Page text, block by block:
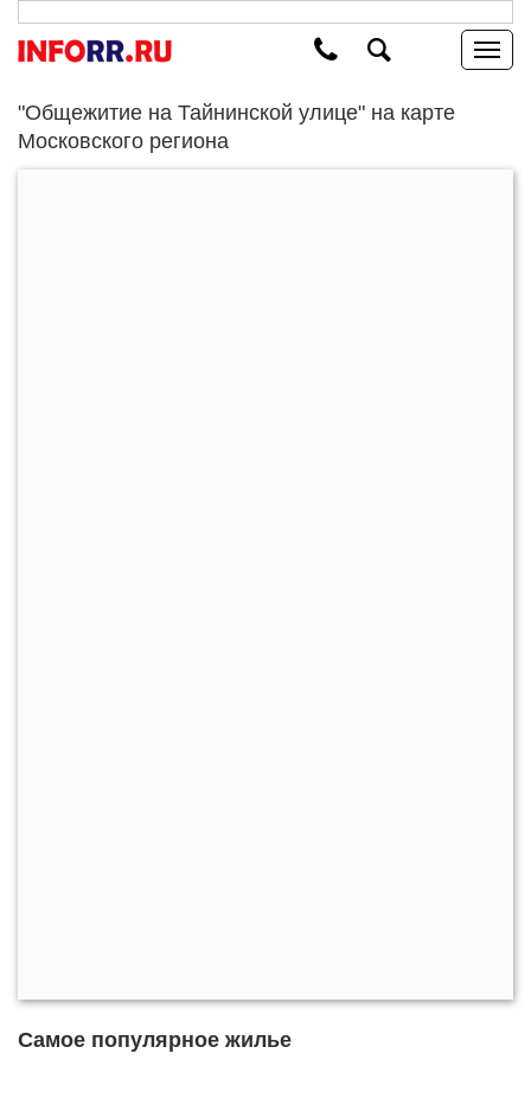
"Общежитие на Тайнинской улице" на карте
Московского региона
Самое популярное жилье